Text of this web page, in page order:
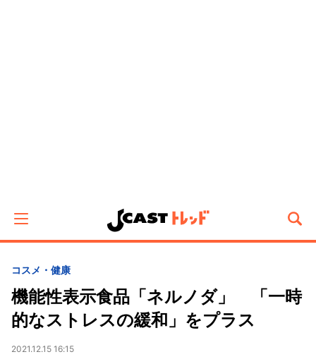
コスメ・健康
機能性表示食品「ネルノダ」 「一時
的なストレスの緩和」をプラス
2021.12.15 16:15